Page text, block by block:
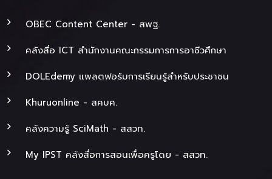
OBEC Content Center - สพฐ.
คลังสื่อ ICT สำนักงานคณะกรรมการการอาชีวศึกษา
DOLEdemy แพลตฟอร์มการเรียนรู้สำหรับประชาชน
Khuruonline - สคบศ.
คลังความรู้ SciMath - สสวท.
My IPST คลังสื่อการสอนเพื่อครูโดย - สสวท.